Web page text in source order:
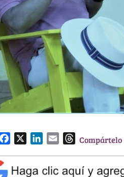
e
k
T
e
Compártelo